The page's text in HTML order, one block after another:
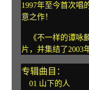
1997年至今首次唱
意之作！
《不一样的谭咏
片，并集结了2003
专辑曲目：
01 山下的人